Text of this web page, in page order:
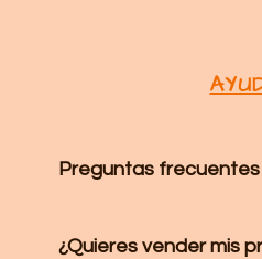
Preguntas frecuentes
¿Quieres vender mis